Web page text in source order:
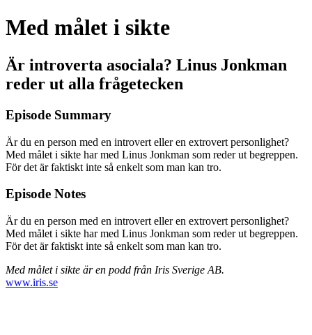
Med målet i sikte
Är introverta asociala? Linus Jonkman
reder ut alla frågetecken
Episode Summary
Är du en person med en introvert eller en extrovert personlighet?
Med målet i sikte har med Linus Jonkman som reder ut begreppen.
För det är faktiskt inte så enkelt som man kan tro.
Episode Notes
Är du en person med en introvert eller en extrovert personlighet?
Med målet i sikte har med Linus Jonkman som reder ut begreppen.
För det är faktiskt inte så enkelt som man kan tro.
Med målet i sikte är en podd från Iris Sverige AB.
www.iris.se